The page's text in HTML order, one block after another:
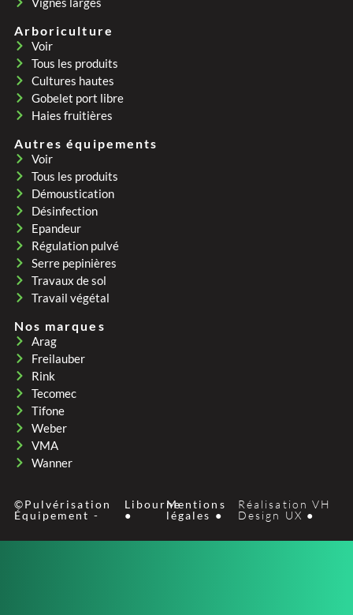
Arboriculture
Voir
Tous les produits
Cultures hautes
Gobelet port libre
Haies fruitières
Autres équipements
Voir
Tous les produits
Démoustication
Désinfection
Epandeur
Régulation pulvé
Serre pepinières
Travaux de sol
Travail végétal
Nos marques
Arag
Freilauber
Rink
Tecomec
Tifone
Weber
VMA
Wanner
©Pulvérisation
Équipement -
Libourne
●
Mentions
légales ●
Réalisation VH
Design UX ●